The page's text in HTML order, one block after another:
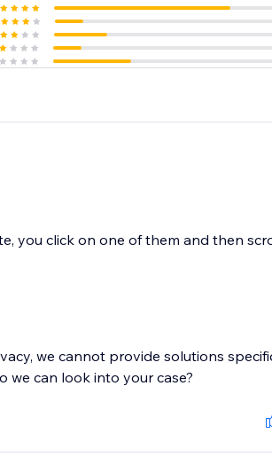
you click on one of them and then
we cannot provide solutions
we can look into your case?